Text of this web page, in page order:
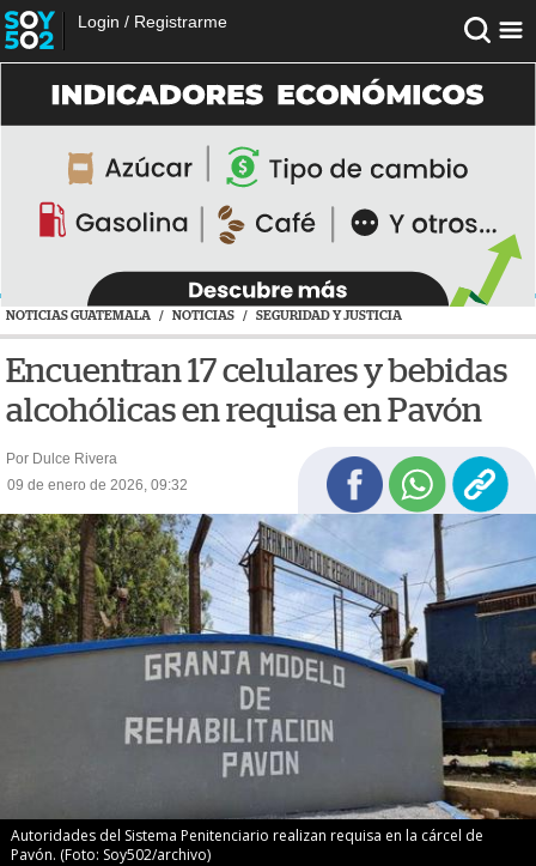
Login / Registrarme
NOTICIAS GUATEMALA / NOTICIAS / SEGURIDAD Y JUSTICIA
Encuentran 17 celulares y bebidas
alcohólicas en requisa en Pavón
Por Dulce Rivera
09 de enero de 2026, 09:32
Autoridades del Sistema Penitenciario realizan requisa en la cárcel de
Pavón. (Foto: Soy502/archivo)